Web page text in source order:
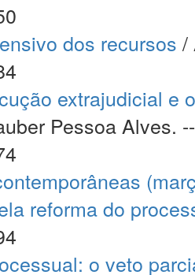
dos recursos /
extrajudicial e
Pessoa Alves. --
reforma do
o veto